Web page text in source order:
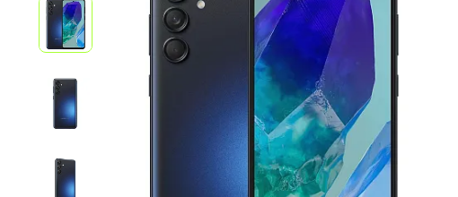
iPhone 13
iPhone 12
iPhone 11
iPhone SE
Poco